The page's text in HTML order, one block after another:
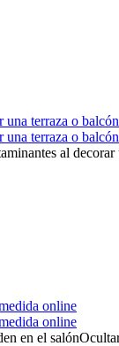
terraza o
terraza o
al
online
online
en el